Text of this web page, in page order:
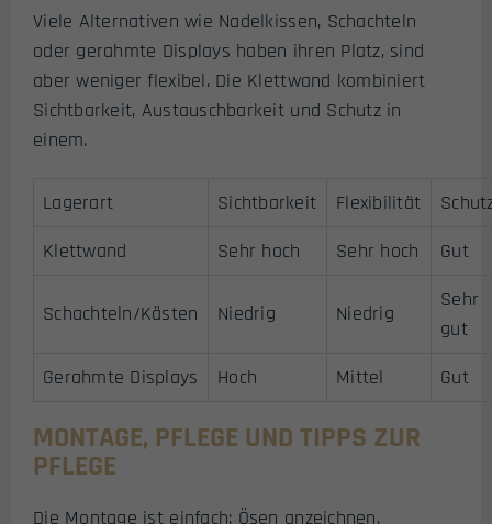
Viele Alternativen wie Nadelkissen, Schachteln
oder gerahmte Displays haben ihren Platz, sind
aber weniger flexibel. Die Klettwand kombiniert
Sichtbarkeit, Austauschbarkeit und Schutz in
einem.
Lagerart Sichtbarkeit Flexibilität
Klettwand
Sehr hoch Sehr hoch Gut
Schachteln/Kästen Niedrig Niedrig
Sehr
gut
Gerahmte Displays
Hoch Mittel Gut
MONTAGE, PFLEGE UND TIPPS ZUR
PFLEGE
Die Montage ist einfach: Ösen anzeichnen,